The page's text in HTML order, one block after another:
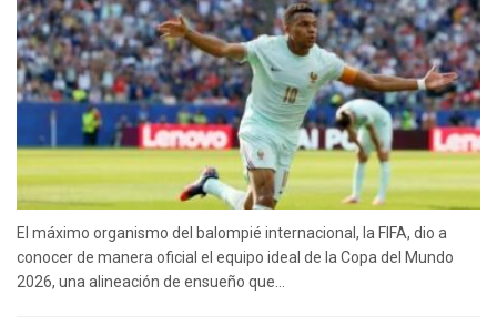
El máximo organismo del balompié internacional, la FIFA, dio a
conocer de manera oficial el equipo ideal de la Copa del Mundo
2026, una alineación de ensueño que...